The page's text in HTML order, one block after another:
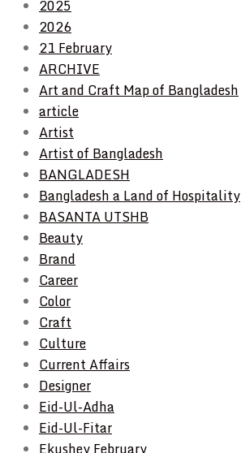
2025
2026
21 February
ARCHIVE
Art and Craft Map of Bangladesh
article
Artist
Artist of Bangladesh
BANGLADESH
Bangladesh a Land of Hospitality
BASANTA UTSHB
Beauty
Brand
Career
Color
Craft
Culture
Current Affairs
Designer
Eid-Ul-Adha
Eid-Ul-Fitar